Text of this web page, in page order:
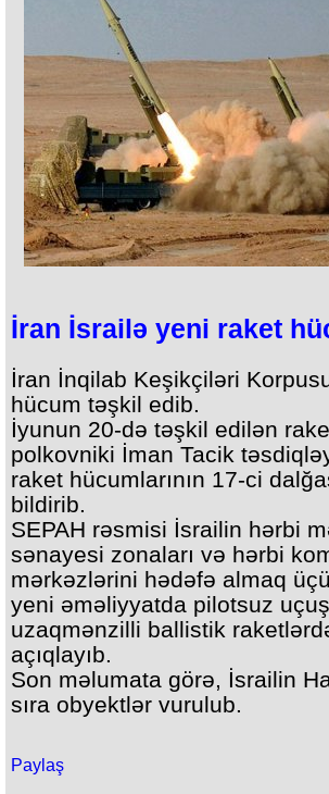
İran İsrailə yeni raket
İran İnqilab Keşikçiləri
hücum təşkil edib.
İyunun 20-də təşkil edilən
polkovniki İman Tacik
raket hücumlarının 17-ci
bildirib.
SEPAH rəsmisi İsrailin hərbi
sənayesi zonaları və hərbi
mərkəzlərini hədəfə almaq
yeni əməliyyatda pilotsuz
uzaqmənzilli ballistik
açıqlayıb.
Son məlumata görə, İsrailin
sıra obyektlər vurulub.
Paylaş